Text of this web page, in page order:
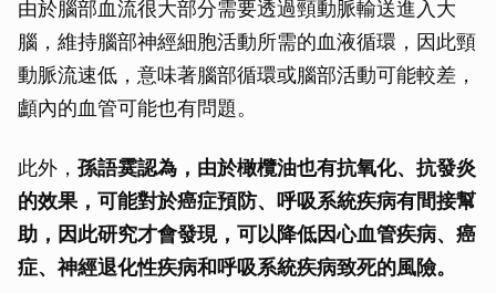
由於腦部血流很大部分需要透過頸動脈輸送進入大
腦，維持腦部神經細胞活動所需的血液循環，因此頸
動脈流速低，意味著腦部循環或腦部活動可能較差，
顱內的血管可能也有問題。
此外， 孫語霙認為，由於橄欖油也有抗氧化、抗發炎
的效果，可能對於癌症預防、呼吸系統疾病有間接幫
助，因此研究才會發現，可以降低因心血管疾病、癌
症、神經退化性疾病和呼吸系統疾病致死的風險。